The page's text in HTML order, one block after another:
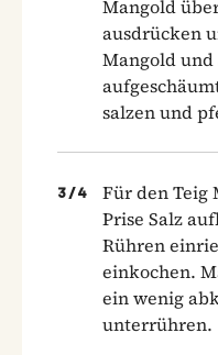
Mangold
ausdrücken
Mangold
salzen und
3/4
Für den Teig
Prise Salz
Rühren
einkochen.
ein wenig
unterrühren.